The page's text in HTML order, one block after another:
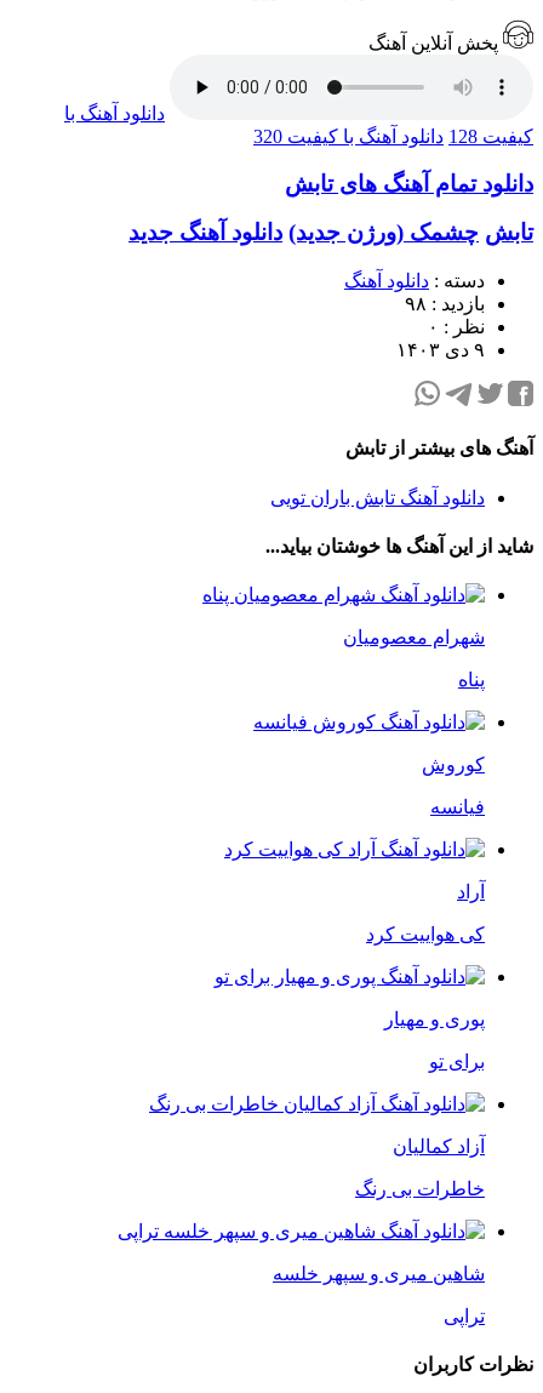
پخش آنلاین آهنگ
دانلود آهنگ با
کیفیت 128
دانلود آهنگ با کیفیت 320
دانلود تمام آهنگ های تابش
تابش چشمک (ورژن جدید) دانلود آهنگ جدید
دسته : دانلود آهنگ
بازدید : ۹۸
نظر : ۰
۹ دی ۱۴۰۳
آهنگ های بیشتر از تابش
دانلود آهنگ تابش باران تویی
شاید از این آهنگ ها خوشتان بیاید...
شهرام معصومیان
پناه
کوروش
فیانسه
آراد
کی هواییت کرد
پوری و مهیار
برای تو
آزاد کمالیان
خاطرات بی رنگ
شاهین میری و سپهر خلسه
تراپی
نظرات کاربران